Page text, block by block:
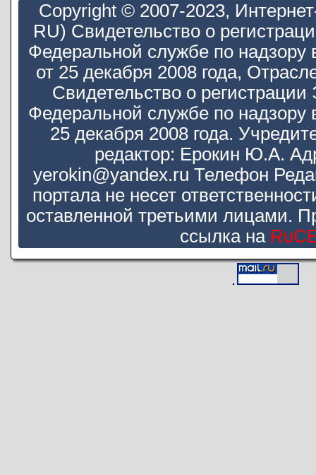
Copyright © 2007-2023,
RU) Свидетельство о
Федеральной службе по
от 25 декабря 2008 года,
Свидетельство о
Федеральной службе по
25 декабря 2008 года.
редактор: Ерокин Ю.А.
yerokin@yandex.ru Телефон
портала не несет
оставленной третьими лицами.
ссылка на